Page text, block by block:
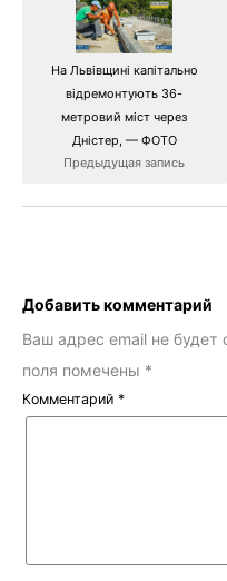
На Львівщині капітально
відремонтують 36-
метровий міст через
Дністер, — ФОТО
Предыдущая запись
Добавить комментарий
Ваш адрес email не будет
поля помечены *
Комментарий *